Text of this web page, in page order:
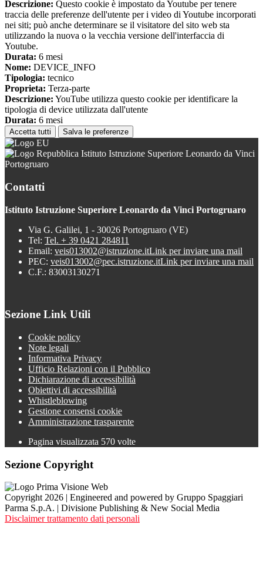
Descrizione: Questo cookie è impostato da Youtube per tenere
traccia delle preferenze dell'utente per i video di Youtube incorporati
nei siti; può anche determinare se il visitatore del sito web sta
utilizzando la nuova o la vecchia versione dell'interfaccia di
Youtube.
Durata: 6 mesi
Nome: DEVICE_INFO
Tipologia: tecnico
Proprieta: Terza-parte
Descrizione: YouTube utilizza questo cookie per identificare la
tipologia di device utilizzata dall'utente
Durata: 6 mesi
Accetta tutti Salva le preferenze
Istituto Istruzione Superiore Leonardo da Vinci
Portogruaro
Contatti
Istituto Istruzione Superiore Leonardo da Vinci Portogruaro
Via G. Galilei, 1 - 30026 Portogruaro (VE)
Tel: Tel. + 39 0421 284811
Email: veis013002@istruzione.itLink per inviare una mail
PEC: veis013002@pec.istruzione.itLink per inviare una mail
C.F.: 83003130271
Sezione Link Utili
Cookie policy
Note legali
Informativa Privacy
Ufficio Relazioni con il Pubblico
Dichiarazione di accessibilità
Obiettivi di accessibilità
Whistleblowing
Gestione consensi cookie
Amministrazione trasparente
Pagina visualizzata 570 volte
Sezione Copyright
Copyright 2026 | Engineered and powered by Gruppo Spaggiari
Parma S.p.A. | Divisione Publishing & New Social Media
Disclaimer trattamento dati personali